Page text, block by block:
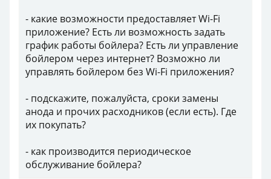
- какие возможности предоставляет Wi-Fi
приложение? Есть ли возможность задать
график работы бойлера? Есть ли управление
бойлером через интернет? Возможно ли
управлять бойлером без Wi-Fi приложения?
- подскажите, пожалуйста, сроки замены
анода и прочих расходников (если есть). Где
их покупать?
- как производится периодическое
обслуживание бойлера?